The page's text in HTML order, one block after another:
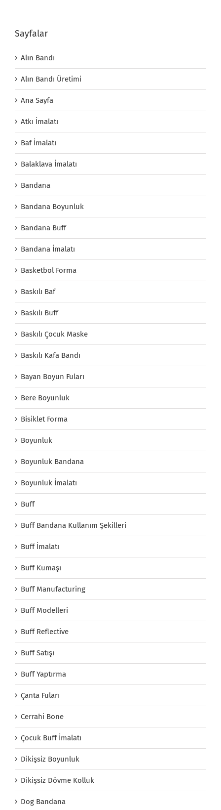
Sayfalar
Alın Bandı
Alın Bandı Üretimi
Ana Sayfa
Atkı İmalatı
Baf İmalatı
Balaklava İmalatı
Bandana
Bandana Boyunluk
Bandana Buff
Bandana İmalatı
Basketbol Forma
Baskılı Baf
Baskılı Buff
Baskılı Çocuk Maske
Baskılı Kafa Bandı
Bayan Boyun Fuları
Bere Boyunluk
Bisiklet Forma
Boyunluk
Boyunluk Bandana
Boyunluk İmalatı
Buff
Buff Bandana Kullanım Şekilleri
Buff İmalatı
Buff Kumaşı
Buff Manufacturing
Buff Modelleri
Buff Reflective
Buff Satışı
Buff Yaptırma
Çanta Fuları
Cerrahi Bone
Çocuk Buff İmalatı
Dikişsiz Boyunluk
Dikişsiz Dövme Kolluk
Dog Bandana